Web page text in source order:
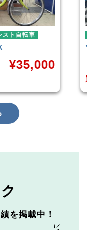
転車
35,000
買取
を掲載中！